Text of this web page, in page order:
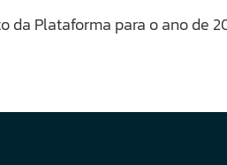
da Plataforma para o ano de